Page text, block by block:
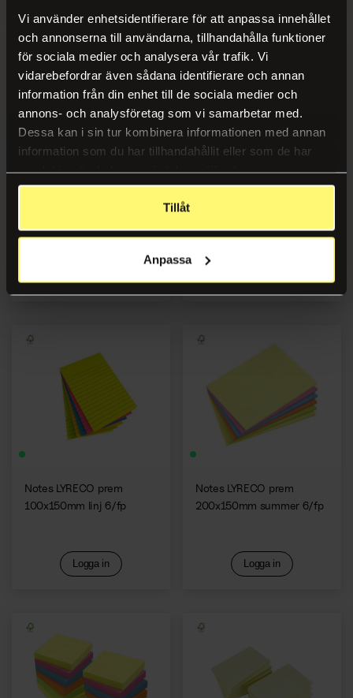
Vi använder enhetsidentifierare för att anpassa innehållet
och annonserna till användarna, tillhandahålla funktioner
för sociala medier och analysera vår trafik. Vi
vidarebefordrar även sådana identifierare och annan
information från din enhet till de sociala medier och
annons- och analysföretag som vi samarbetar med.
Dessa kan i sin tur kombinera informationen med annan
information som du har tillhandahållit eller som de har
samlat in när du har använt deras tjänster.
Tillåt
Anpassa
Notes LYRECO prem
100x150mm linj 6/fp
Logga in
Notes LYRECO prem
200x150mm summer 6/fp
Logga in